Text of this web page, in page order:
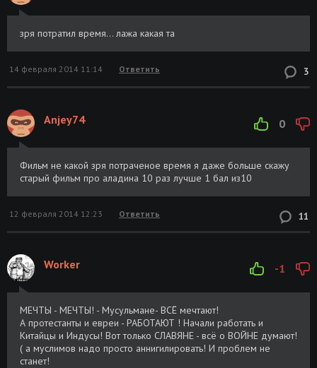
зря потратил время... лажа какая та
3
14 февраля 2014 11:14 Ответить
0
Anjey74
Фильм не какой зря потраченое время я даже больше скажу
старый фильм про аладина 10 раз лучше 1 бал из10
11
12 февраля 2014 12:23 Ответить
-1
Worker
МЕЧТЫ - МЕЧТЫ! - Мусульмане- ВСЁ мечтают!
А протестанты и евреи - РАБОТАЮТ ! Начали работать и
Китайцы и Индусы! Вот только СЛАВЯНЕ - всё о ВОЙНЕ думают!
( а муслимов надо просто аннигилировать! И проблем не
станет!